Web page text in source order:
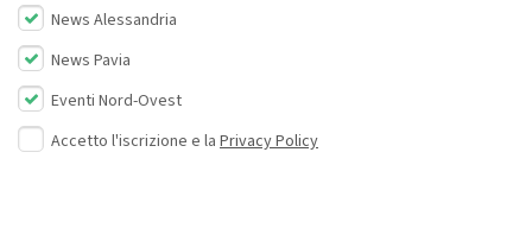
News Alessandria
News Pavia
Eventi Nord-Ovest
Accetto l'iscrizione e la Privacy Policy